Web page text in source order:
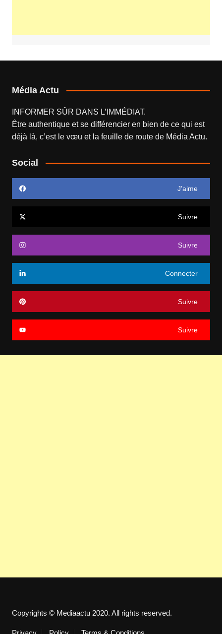
Média Actu
INFORMER SÛR DANS L’IMMÉDIAT.
Être authentique et se différencier en bien de ce qui est
déjà là, c’est le vœu et la feuille de route de Média Actu.
Social
J’aime
Suivre
Suivre
Connecter
Suivre
Suivre
Copyrights © Mediaactu 2020. All rights reserved.